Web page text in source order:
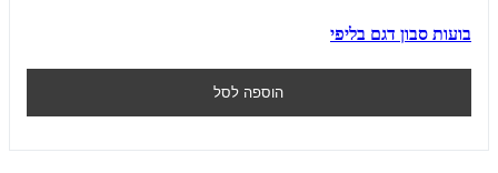
בועות סבון דגם בליפי
הוספה לסל